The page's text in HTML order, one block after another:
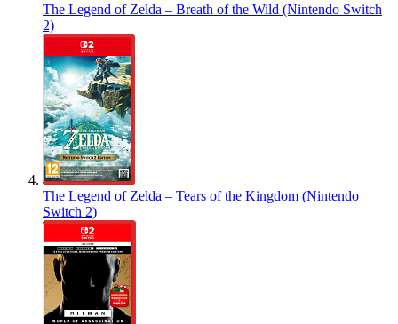
The Legend of Zelda – Breath of the Wild (Nintendo Switch
2)
The Legend of Zelda – Tears of the Kingdom (Nintendo
Switch 2)